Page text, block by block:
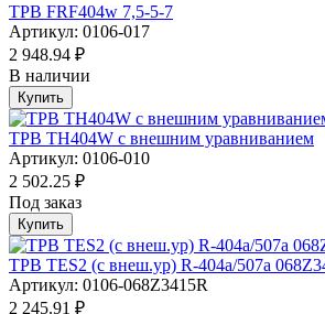
ТРВ FRF404w 7,5-5-7
Артикул: 0106-017
2 948.94 ₽
В наличии
Купить
ТРВ TH404W с внешним уравниванием
Артикул: 0106-010
2 502.25 ₽
Под заказ
Купить
ТРВ TES2 (с внеш.ур) R-404a/507а
Артикул: 0106-068Z3415R
2 245.91 ₽